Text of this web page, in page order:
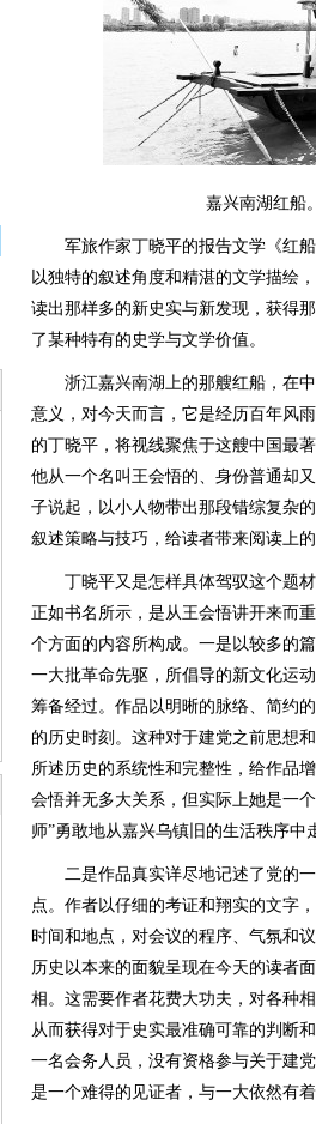
嘉兴南湖红船
军旅作家丁晓平的报告文学《红船
以独特的叙述角度和精湛的文学描绘
读出那样多的新史实与新发现，获得
了某种特有的史学与文学价值。
浙江嘉兴南湖上的那艘红船，在中
意义，对今天而言，它是经历百年风
的丁晓平，将视线聚焦于这艘中国最
他从一个名叫王会悟的、身份普通却
子说起，以小人物带出那段错综复杂
叙述策略与技巧，给读者带来阅读上的
丁晓平又是怎样具体驾驭这个题材
正如书名所示，是从王会悟讲开来而
个方面的内容所构成。一是以较多的
一大批革命先驱，所倡导的新文化运
筹备经过。作品以明晰的脉络、简约
的历史时刻。这种对于建党之前思想
所述历史的系统性和完整性，给作品
会悟并无多大关系，但实际上她是一
师”勇敢地从嘉兴乌镇旧的生活秩序中
二是作品真实详尽地记述了党的一
点。作者以仔细的考证和翔实的文字
时间和地点，对会议的程序、气氛和
历史以本来的面貌呈现在今天的读者
相。这需要作者花费大功夫，对各种
从而获得对于史实最准确可靠的判断
一名会务人员，没有资格参与关于建
是一个难得的见证者，与一大依然有着